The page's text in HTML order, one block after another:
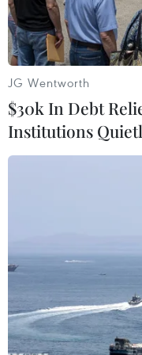
Thị trường
phiên ngày 19/8
đầu tư về các
JG Wentworth
$30k In Debt
Institutions